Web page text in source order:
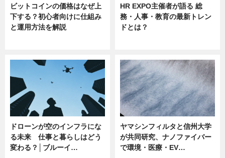
ビットコインの価格はなぜ上
下する？初心者向けに仕組み
と運用方法を解説
HR EXPO主催者が語る 総
務・人事・教育の最新トレン
ドとは？
ドローンが空のインフラにな
る未来 仕事と暮らしはどう
変わる？│ブルーイ…
ヤマシンフィルタと信州大学
が共同研究、ナノファイバー
で環境・医療・EV…